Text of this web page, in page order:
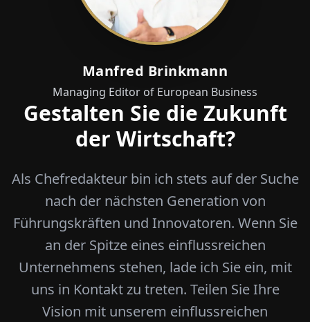
Manfred Brinkmann
Managing Editor of European Business
Gestalten Sie die Zukunft
der Wirtschaft?
Als Chefredakteur bin ich stets auf der Suche
nach der nächsten Generation von
Führungskräften und Innovatoren. Wenn Sie
an der Spitze eines einflussreichen
Unternehmens stehen, lade ich Sie ein, mit
uns in Kontakt zu treten. Teilen Sie Ihre
Vision mit unserem einflussreichen